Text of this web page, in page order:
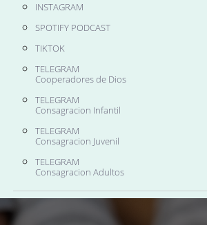
INSTAGRAM
SPOTIFY PODCAST
TIKTOK
TELEGRAM
Cooperadores de Dios
TELEGRAM
Consagracion Infantil
TELEGRAM
Consagracion Juvenil
TELEGRAM
Consagracion Adultos